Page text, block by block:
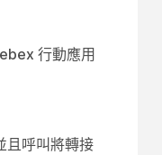
行動應用
且呼叫將轉接